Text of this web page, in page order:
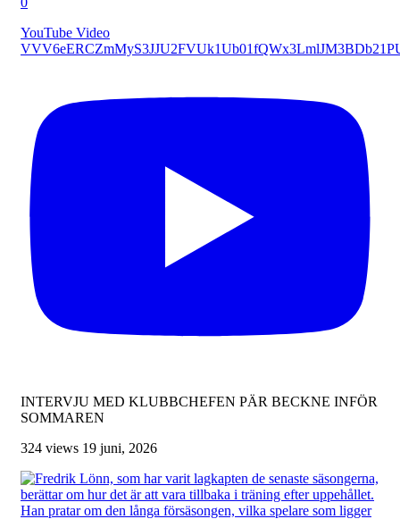
YouTube Video
INTERVJU MED KLUBBCHEFEN PÄR BECKNE INFÖR
SOMMAREN
324 views 19 juni, 2026